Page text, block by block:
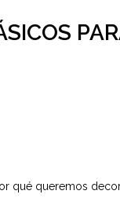
qué queremos